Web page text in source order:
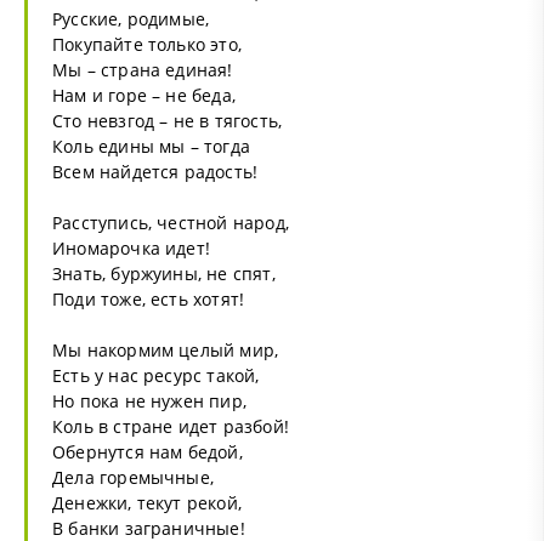
Русские, родимые,
Покупайте только это,
Мы – страна единая!
Нам и горе – не беда,
Сто невзгод – не в тягость,
Коль едины мы – тогда
Всем найдется радость!
Расступись, честной народ,
Иномарочка идет!
Знать, буржуины, не спят,
Поди тоже, есть хотят!
Мы накормим целый мир,
Есть у нас ресурс такой,
Но пока не нужен пир,
Коль в стране идет разбой!
Обернутся нам бедой,
Дела горемычные,
Денежки, текут рекой,
В банки заграничные!